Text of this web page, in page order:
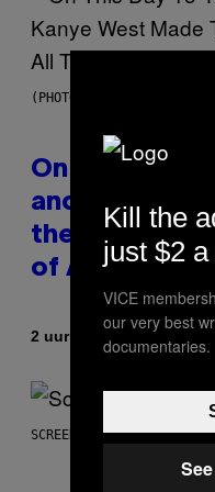
(PHOTO BY DANIEL
On This Day
and Kanye
the Best
of All Time
2 uur geleden Door
SCREENSHOT: NETEASE
Kill the
just $2
VICE
our very best
documentaries.